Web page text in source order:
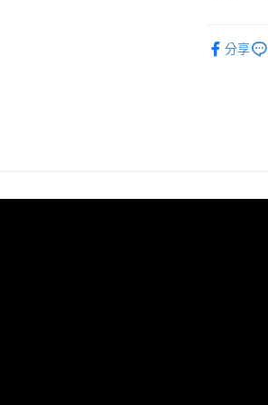
分享